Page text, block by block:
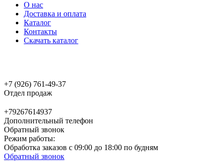
О нас
Доставка и оплата
Каталог
Контакты
Скачать каталог
+7 (926) 761-49-37
Отдел продаж
+79267614937
Дополнительный телефон
Обратный звонок
Режим работы:
Обработка заказов с 09:00 до 18:00 по будням
Обратный звонок